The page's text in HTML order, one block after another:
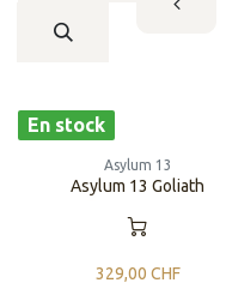
En stock
Asylum 13
Asylum 13 Goliath
329,00 CHF